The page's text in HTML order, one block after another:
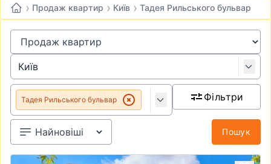
› Продаж квартир › Київ › Тадея Рильського бульвар
Тадея Рильського бульвар Фільтри
Пошук